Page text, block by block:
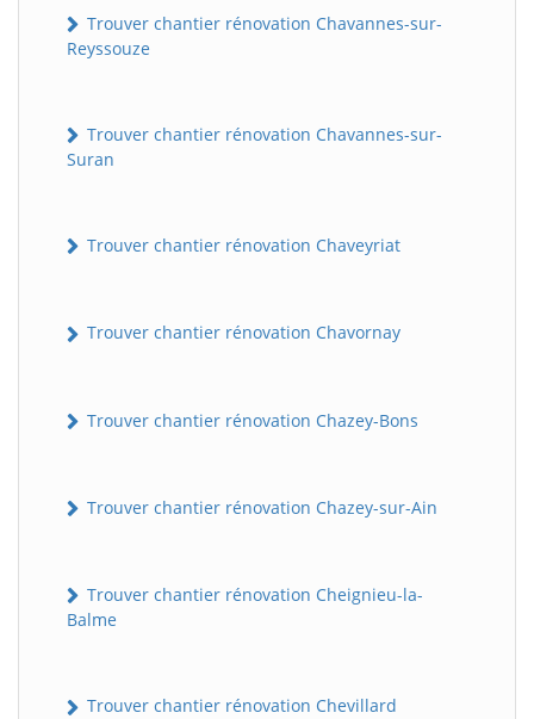
Trouver chantier rénovation Chavannes-sur-
Reyssouze
Trouver chantier rénovation Chavannes-sur-
Suran
Trouver chantier rénovation Chaveyriat
Trouver chantier rénovation Chavornay
Trouver chantier rénovation Chazey-Bons
Trouver chantier rénovation Chazey-sur-Ain
Trouver chantier rénovation Cheignieu-la-
Balme
Trouver chantier rénovation Chevillard